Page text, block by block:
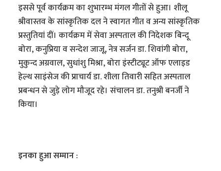
इससे पूर्व कार्यक्रम का शुभारम्भ मंगल गीतों से हुआ। शीलू
श्रीवास्तव के सांस्कृतिक दल ने स्वागत गीत व अन्य सांस्कृतिक
प्रस्तुतियां दीं। कार्यक्रम में सेवा अस्पताल की निदेशक बिन्दू
बोरा, कनुप्रिया व सन्देश जाजू, नेत्र सर्जन डा. शिवांगी बोरा,
मुकुन्द अग्रवाल, सुधांशु मिश्रा, बोरा इंस्टीट्यूट ऑफ एलाइड
हेल्थ साइंसेज की प्राचार्य डा. शीला तिवारी सहित अस्पताल
प्रबन्धन से जुड़े लोग मौजूद रहे। संचालन डा. तनुश्री बनर्जी ने
किया।
इनका हुआ सम्मान :